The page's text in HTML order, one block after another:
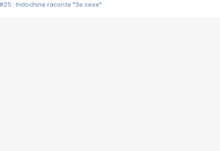
#25 : Indochine raconte "3e sexe"